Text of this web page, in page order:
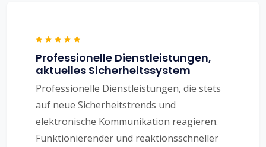
Professionelle Dienstleistungen,
aktuelles Sicherheitssystem
Professionelle Dienstleistungen, die stets
auf neue Sicherheitstrends und
elektronische Kommunikation reagieren.
Funktionierender und reaktionsschneller